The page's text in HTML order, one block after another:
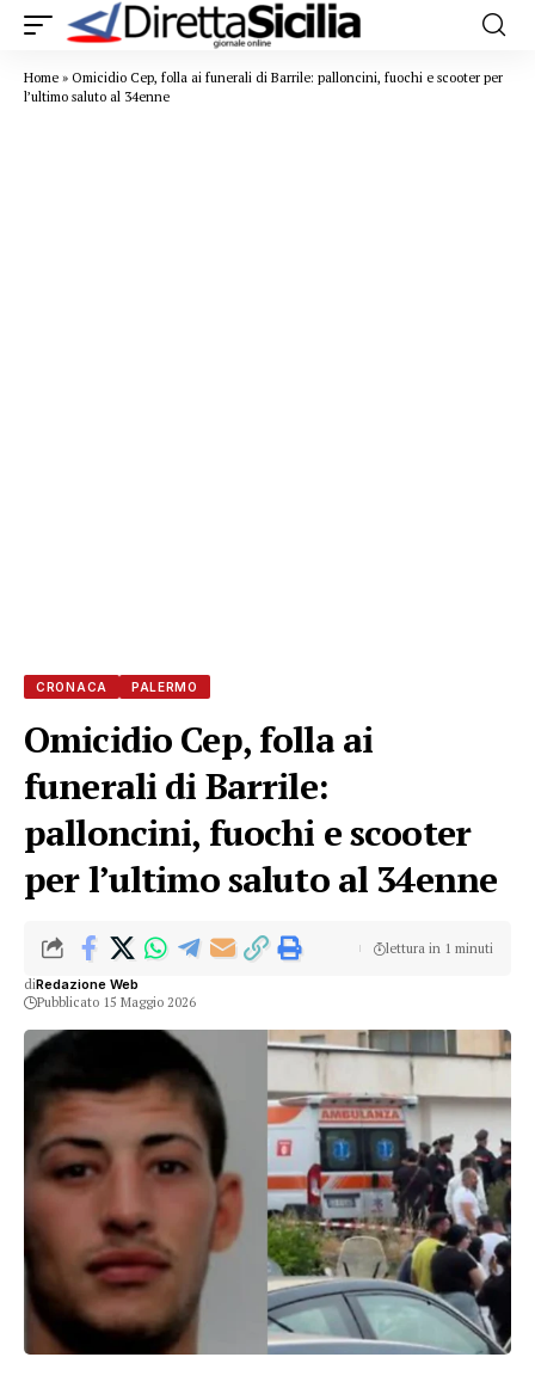
Home » Omicidio Cep, folla ai funerali di Barrile: palloncini, fuochi e scooter per
l’ultimo saluto al 34enne
CRONACA PALERMO
Omicidio Cep, folla ai
funerali di Barrile:
palloncini, fuochi e scooter
per l’ultimo saluto al 34enne
diRedazione Web
Pubblicato 15 Maggio 2026
lettura in 1 minuti